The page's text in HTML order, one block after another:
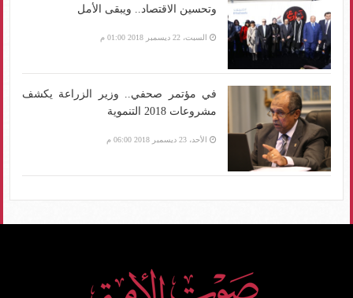
وتحسين الاقتصاد.. ويبقى الأمل
السبت، 22 ديسمبر 2018 01:00 م
في مؤتمر صحفي.. وزير الزراعة يكشف
مشروعات 2018 التنموية
الأحد، 23 ديسمبر 2018 06:00 م